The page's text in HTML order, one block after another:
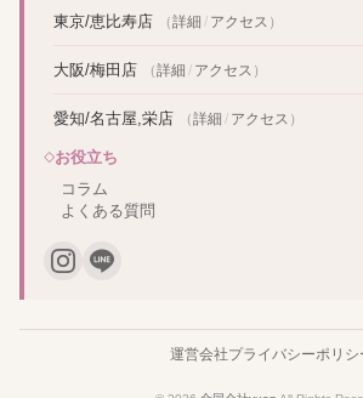
東京/恵比寿店
（詳細 / アクセス ）
大阪/梅田店 （詳細 / アクセス ）
愛知/名古屋,栄店 （詳細 / アクセス ）
お役立ち
コラム
よくある質問
運営会社プライバシーポリシ